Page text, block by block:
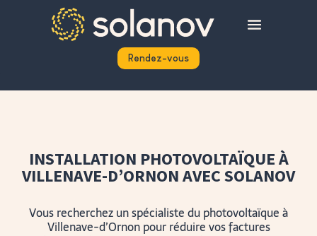
Rendez-vous
INSTALLATION PHOTOVOLTAÏQUE À
VILLENAVE-D’ORNON AVEC SOLANOV
Vous recherchez un spécialiste du photovoltaïque à
Villenave-d’Ornon pour réduire vos factures